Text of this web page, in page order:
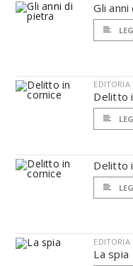
Gli
EDITORIA
Delitto
Delitto
EDITORIA
La spia